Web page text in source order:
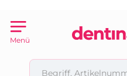
Menü